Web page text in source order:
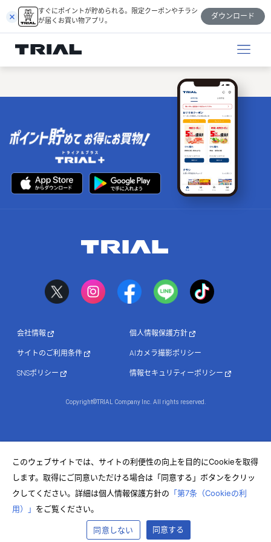
内
すぐにポイントが貯められる。限定クーポンやチラシ
が届くお買い物アプリ。
ダウンロード
会社情報 個人情報保護方針
サイトのご利用条件 AIカメラ撮影ポリシー
SNSポリシー 情報セキュリティーポリシー
Copyright©TRIAL Company Inc. All rights reserved.
このウェブサイトでは、サイトの利便性の向上を目的にCookieを取得
します。取得にご同意いただける場合は「同意する」ボタンをクリッ
クしてください。詳細は個人情報保護方針の 「第7条（Cookieの利
用）」 をご覧ください。
同意する
同意しない